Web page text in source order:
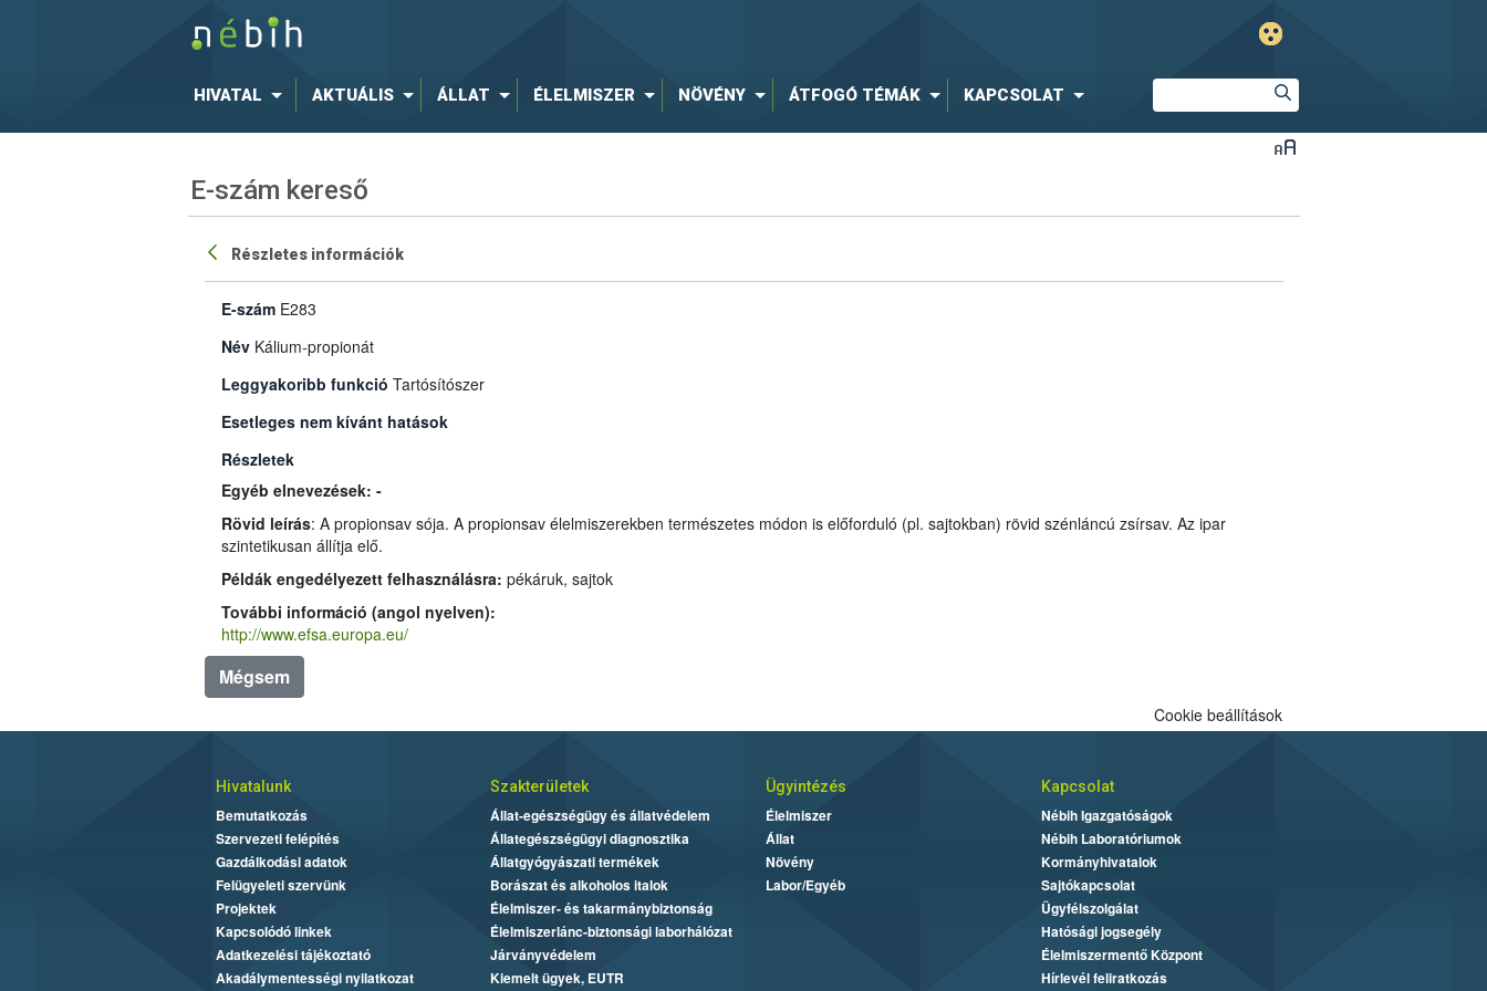
HIVATAL AKTUÁLIS ÁLLAT ÉLELMISZER NÖVÉNY ÁTFOGÓ TÉMÁK KAPCSOLAT
E-szám kereső
Részletes információk
E-szám E283
Név Kálium-propionát
Leggyakoribb funkció Tartósítószer
Esetleges nem kívánt hatások
Részletek
Egyéb elnevezések: -
Rövid leírás: A propionsav sója. A propionsav élelmiszerekben természetes módon is előforduló (pl. sajtokban) rövid szénláncú zsírsav. Az ipar
szintetikusan állítja elő.
Példák engedélyezett felhasználásra: pékáruk, sajtok
További információ (angol nyelven):
http://www.efsa.europa.eu/
Mégsem
Cookie beállítások
Hivatalunk
Bemutatkozás
Szervezeti felépítés
Gazdálkodási adatok
Felügyeleti szervünk
Projektek
Kapcsolódó linkek
Adatkezelési tájékoztató
Akadálymentességi nyilatkozat
Szakterületek
Állat-egészségügy és állatvédelem
Állategészségügyi diagnosztika
Állatgyógyászati termékek
Borászat és alkoholos italok
Élelmiszer- és takarmánybiztonság
Élelmiszerlánc-biztonsági laborhálózat
Járványvédelem
Kiemelt ügyek, EUTR
Ügyintézés
Élelmiszer
Állat
Növény
Labor/Egyéb
Kapcsolat
Nébih Igazgatóságok
Nébih Laboratóriumok
Kormányhivatalok
Sajtókapcsolat
Ügyfélszolgálat
Hatósági jogsegély
Élelmiszermentő Központ
Hírlevél feliratkozás